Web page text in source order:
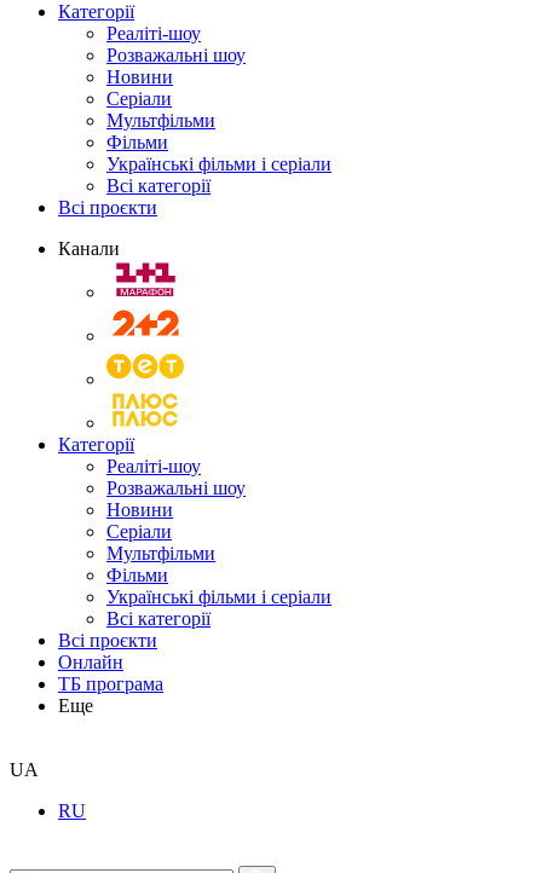
Категорії
Реаліті-шоу
Розважальні шоу
Новини
Серіали
Мультфільми
Фільми
Українські фільми і серіали
Всі категорії
Всі проєкти
Канали
Категорії
Реаліті-шоу
Розважальні шоу
Новини
Серіали
Мультфільми
Фільми
Українські фільми і серіали
Всі категорії
Всі проєкти
Онлайн
ТБ програма
Еще
UA
RU